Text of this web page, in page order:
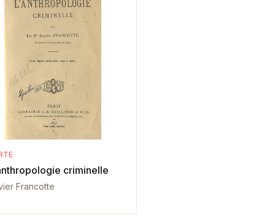
criminelle
Francotte